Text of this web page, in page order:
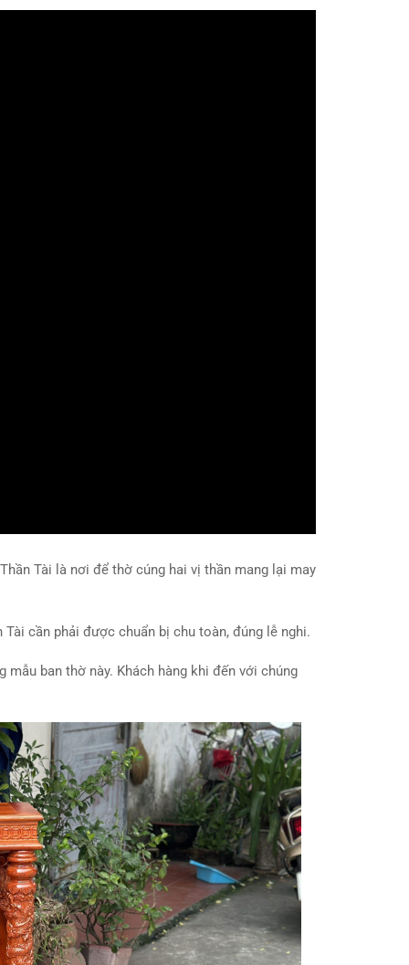
Tài là nơi để thờ cúng hai vị thần mang lại may
cần phải được chuẩn bị chu toàn, đúng lễ nghi.
ban thờ này. Khách hàng khi đến với chúng